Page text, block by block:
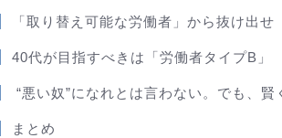
「取り替え可能な労働者」から抜け出せ
40代が目指すべきは「労働者タイプB」
“悪い奴”になれとは言わない。でも、賢
まとめ